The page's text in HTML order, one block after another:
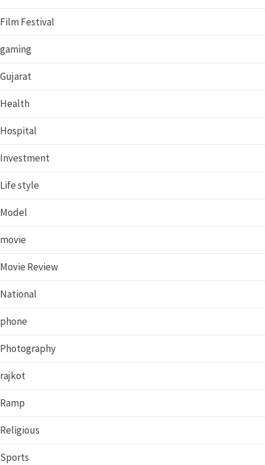
Film Festival
gaming
Gujarat
Health
Hospital
Investment
Life style
Model
movie
Movie Review
National
phone
Photography
rajkot
Ramp
Religious
Sports